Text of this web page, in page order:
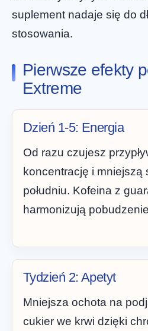
suplement nadaje się do
stosowania.
Pierwsze efekty
Extreme
Dzień 1-5: Energia
Od razu czujesz
koncentrację i mniejszą
południu. Kofeina z
harmonizują
Tydzień 2: Apetyt
Mniejsza ochota na
cukier we krwi dzięki